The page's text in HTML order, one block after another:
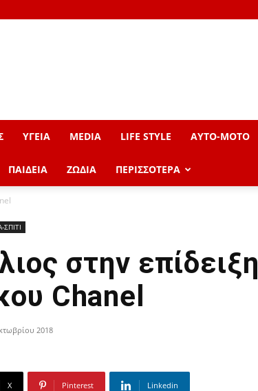
ΥΓΕΙΑ MEDIA LIFE STYLE AYTO-ΜOTO
ΠΑΙΔΕΙΑ ΖΩΔΙΑ ΠΕΡΙΣΣΟΤΕΡΑ
στην επίδειξη
Chanel
2018
X Pinterest Linkedin